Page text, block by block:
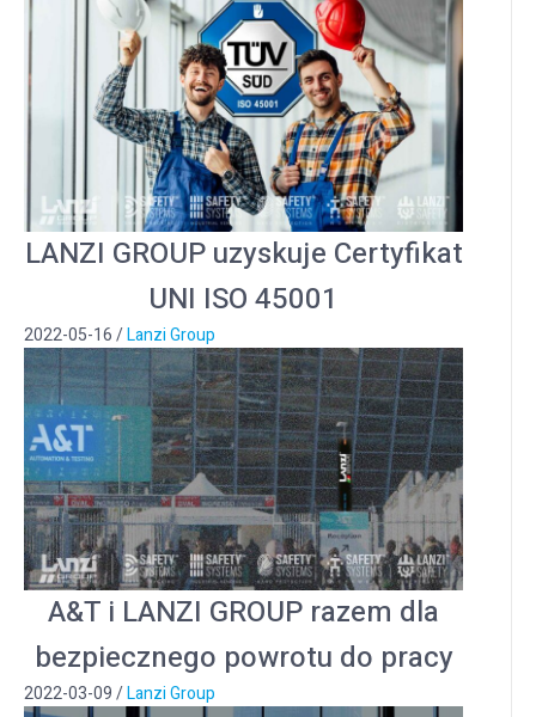
LANZI GROUP uzyskuje Certyfikat
UNI ISO 45001
2022-05-16/Lanzi Group
A&T i LANZI GROUP razem dla
bezpiecznego powrotu do pracy
2022-03-09/Lanzi Group